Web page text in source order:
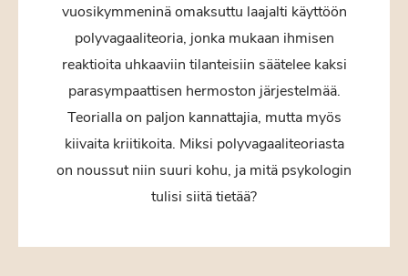
vuosikymmeninä omaksuttu laajalti käyttöön
polyvagaaliteoria, jonka mukaan ihmisen
reaktioita uhkaaviin tilanteisiin säätelee kaksi
parasympaattisen hermoston järjestelmää.
Teorialla on paljon kannattajia, mutta myös
kiivaita kriitikoita. Miksi polyvagaaliteoriasta
on noussut niin suuri kohu, ja mitä psykologin
tulisi siitä tietää?